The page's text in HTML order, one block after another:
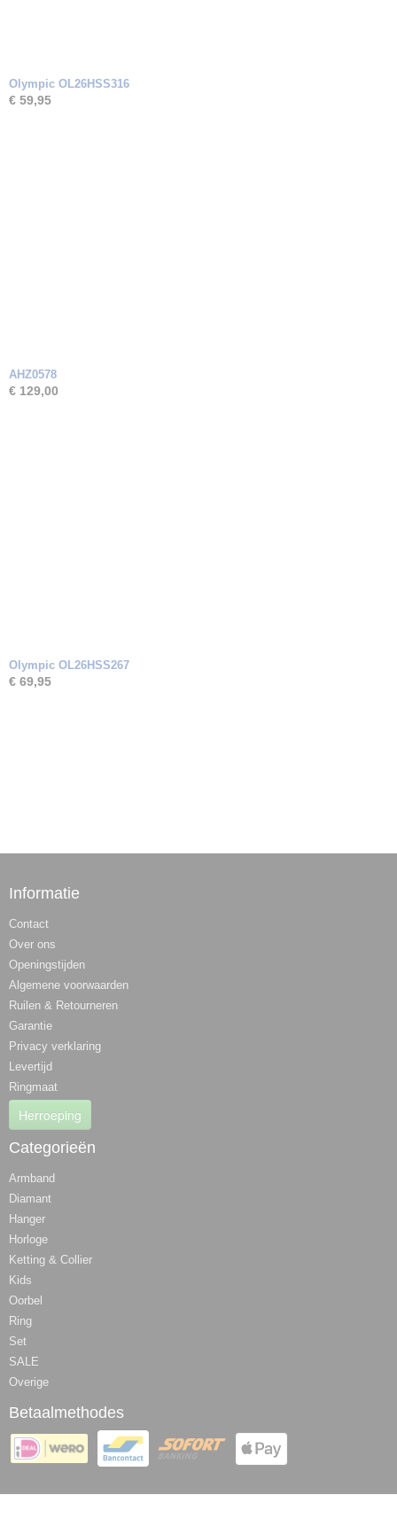
Olympic OL26HSS316
€ 59,95
AHZ0578
€ 129,00
Olympic OL26HSS267
€ 69,95
Informatie
Contact
Over ons
Openingstijden
Algemene voorwaarden
Ruilen & Retourneren
Garantie
Privacy verklaring
Levertijd
Ringmaat
Herroeping
Categorieën
Armband
Diamant
Hanger
Horloge
Ketting & Collier
Kids
Oorbel
Ring
Set
SALE
Overige
Betaalmethodes